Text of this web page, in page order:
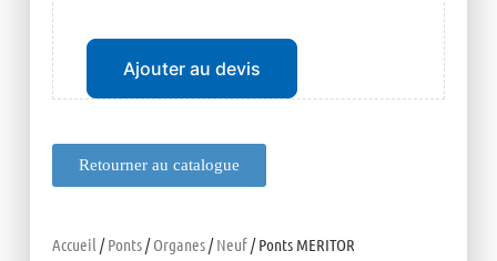
Retourner au catalogue
Accueil /Ponts/Organes/Neuf/ Ponts MERITOR
Ajouter au devis